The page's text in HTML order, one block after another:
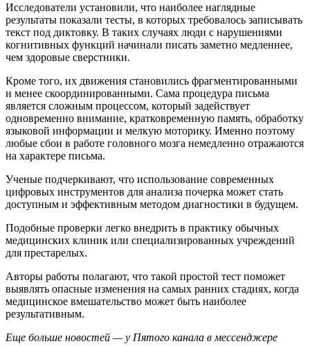
Исследователи установили, что наиболее наглядные
результаты показали тесты, в которых требовалось записывать
текст под диктовку. В таких случаях люди с нарушениями
когнитивных функций начинали писать заметно медленнее,
чем здоровые сверстники.
Кроме того, их движения становились фрагментированными
и менее скоординированными. Сама процедура письма
является сложным процессом, который задействует
одновременно внимание, кратковременную память, обработку
языковой информации и мелкую моторику. Именно поэтому
любые сбои в работе головного мозга немедленно отражаются
на характере письма.
Ученые подчеркивают, что использование современных
цифровых инструментов для анализа почерка может стать
доступным и эффективным методом диагностики в будущем.
Подобные проверки легко внедрить в практику обычных
медицинских клиник или специализированных учреждений
для престарелых.
Авторы работы полагают, что такой простой тест поможет
выявлять опасные изменения на самых ранних стадиях, когда
медицинское вмешательство может быть наиболее
результативным.
Еще больше новостей — у Пятого канала в мессенджере